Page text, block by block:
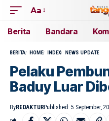
Aa
Berita Bandara
BERITA HOME INDEX NEWS UPDATE
Pelaku
Baduy Luar
ByREDAKTURPublished: 5 September,